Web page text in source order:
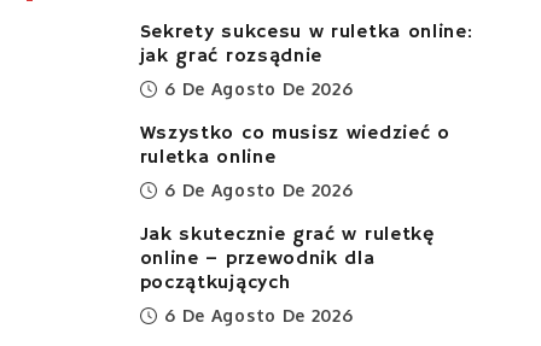
Sekrety sukcesu w ruletka online:
jak grać rozsądnie
6 De Agosto De 2026
Wszystko co musisz wiedzieć o
ruletka online
6 De Agosto De 2026
Jak skutecznie grać w ruletkę
online – przewodnik dla
początkujących
6 De Agosto De 2026